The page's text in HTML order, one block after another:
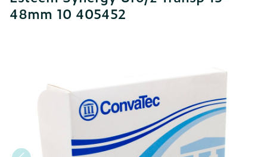
48mm 10 405452